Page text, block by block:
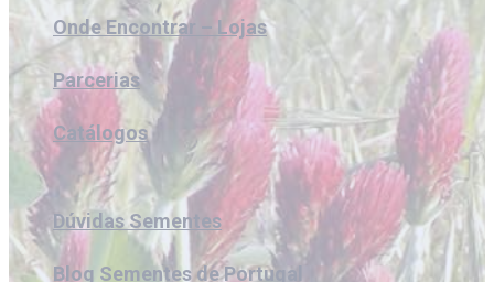
Onde Encontrar – Lojas
Parcerias
Catálogos
Dúvidas Sementes
Blog Sementes de Portugal